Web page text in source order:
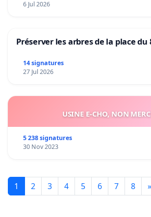
6 Jul 2026
Préserver les arbres de la place du
14 signatures
27 Jul 2026
USINE E-CHO, NON
5 238 signatures
30 Nov 2023
1 2 3 4 5 6 7 8 »